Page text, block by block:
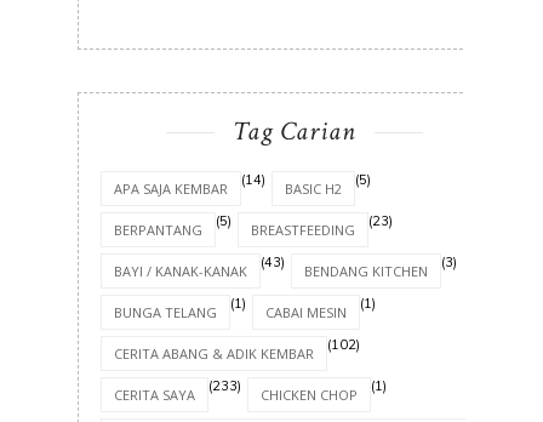
Tag Carian
APA SAJA KEMBAR (14) BASIC H2 (5)
BERPANTANG (5) BREASTFEEDING (23)
BAYI / KANAK-KANAK (43) BENDANG KITCHEN (3)
BUNGA TELANG (1) CABAI MESIN (1)
CERITA ABANG & ADIK KEMBAR (102)
CERITA SAYA (233) CHICKEN CHOP (1)